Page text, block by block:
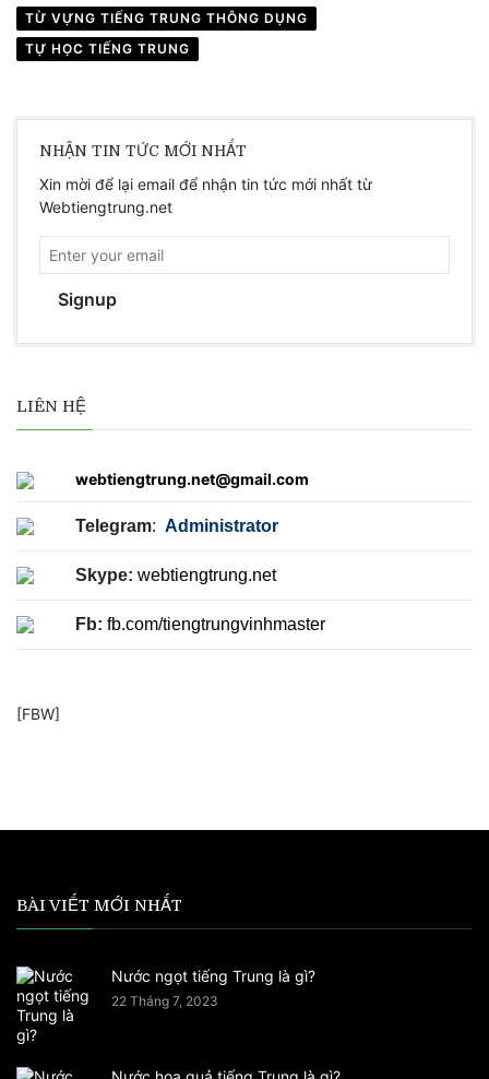
TỪ VỰNG TIẾNG TRUNG THÔNG DỤNG
TỰ HỌC TIẾNG TRUNG
NHẬN TIN TỨC MỚI NHẤT
Xin mời để lại email để nhận tin tức mới nhất từ
Webtiengtrung.net
Signup
LIÊN HỆ
webtiengtrung.net@gmail.com
Telegram: Administrator
Skype: webtiengtrung.net
Fb: fb.com/tiengtrungvinhmaster
[FBW]
BÀI VIẾT MỚI NHẤT
Nước ngọt tiếng Trung là gì?
22 Tháng 7, 2023